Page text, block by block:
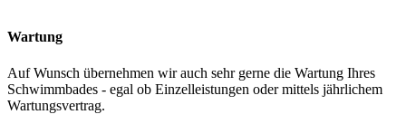
Wartung
Auf Wunsch übernehmen wir auch sehr gerne die Wartung Ihres
Schwimmbades - egal ob Einzelleistungen oder mittels jährlichem
Wartungsvertrag.